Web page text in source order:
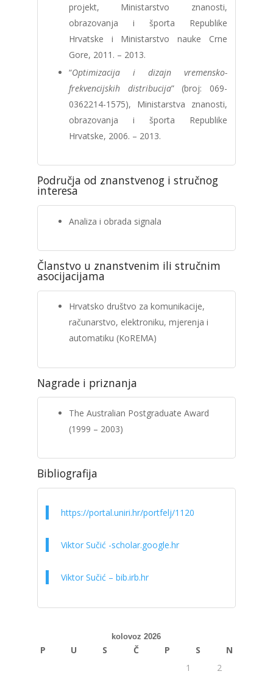
projekt, Ministarstvo znanosti,
obrazovanja i športa Republike
Hrvatske i Ministarstvo nauke Crne
Gore, 2011. – 2013.
“Optimizacija i dizajn vremensko-
frekvencijskih distribucija” (broj: 069-
0362214-1575), Ministarstva znanosti,
obrazovanja i športa Republike
Hrvatske, 2006. – 2013.
Područja od znanstvenog i stručnog
interesa
Analiza i obrada signala
Članstvo u znanstvenim ili stručnim
asocijacijama
Hrvatsko društvo za komunikacije,
računarstvo, elektroniku, mjerenja i
automatiku (KoREMA)
Nagrade i priznanja
The Australian Postgraduate Award
(1999 – 2003)
Bibliografija
https://portal.uniri.hr/portfelj/1120
Viktor Sučić -scholar.google.hr
Viktor Sučić – bib.irb.hr
kolovoz 2026
P U S Č P S
N
1
2